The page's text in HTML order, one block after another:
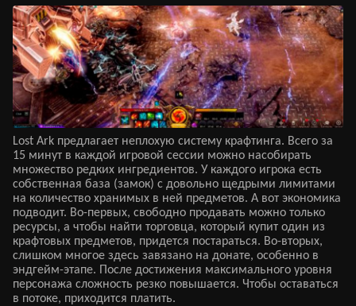
Lost Ark предлагает неплохую систему крафтинга. Всего за
15 минут в каждой игровой сессии можно насобирать
множество редких ингредиентов. У каждого игрока есть
собственная база (замок) с довольно щедрыми лимитами
на количество хранимых в ней предметов. А вот экономика
подводит. Во-первых, свободно продавать можно только
ресурсы, а чтобы найти торговца, который купит один из
крафтовых предметов, придется постараться. Во-вторых,
слишком многое здесь завязано на донате, особенно в
эндгейм-этапе. После достижения максимального уровня
персонажа сложность резко повышается. Чтобы оставаться
в потоке, приходится платить.